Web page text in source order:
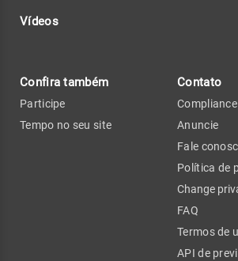
Vídeos
Confira também
Participe
Tempo no seu site
Contato
Compliance
Anuncie
Fale
Política de
Change
FAQ
Termos de
API de